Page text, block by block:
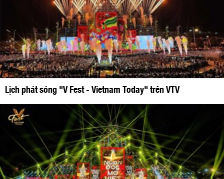
Lịch phát sóng "V Fest - Vietnam Today" trên VTV